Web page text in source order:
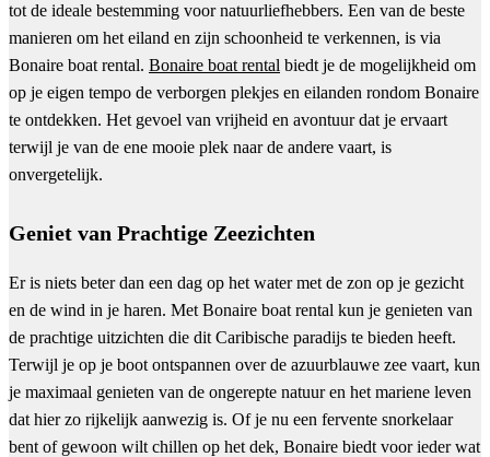
tot de ideale bestemming voor natuurliefhebbers. Een van de beste
manieren om het eiland en zijn schoonheid te verkennen, is via
Bonaire boat rental. Bonaire boat rental biedt je de mogelijkheid om
op je eigen tempo de verborgen plekjes en eilanden rondom Bonaire
te ontdekken. Het gevoel van vrijheid en avontuur dat je ervaart
terwijl je van de ene mooie plek naar de andere vaart, is
onvergetelijk.
Geniet van Prachtige Zeezichten
Er is niets beter dan een dag op het water met de zon op je gezicht
en de wind in je haren. Met Bonaire boat rental kun je genieten van
de prachtige uitzichten die dit Caribische paradijs te bieden heeft.
Terwijl je op je boot ontspannen over de azuurblauwe zee vaart, kun
je maximaal genieten van de ongerepte natuur en het mariene leven
dat hier zo rijkelijk aanwezig is. Of je nu een fervente snorkelaar
bent of gewoon wilt chillen op het dek, Bonaire biedt voor ieder wat